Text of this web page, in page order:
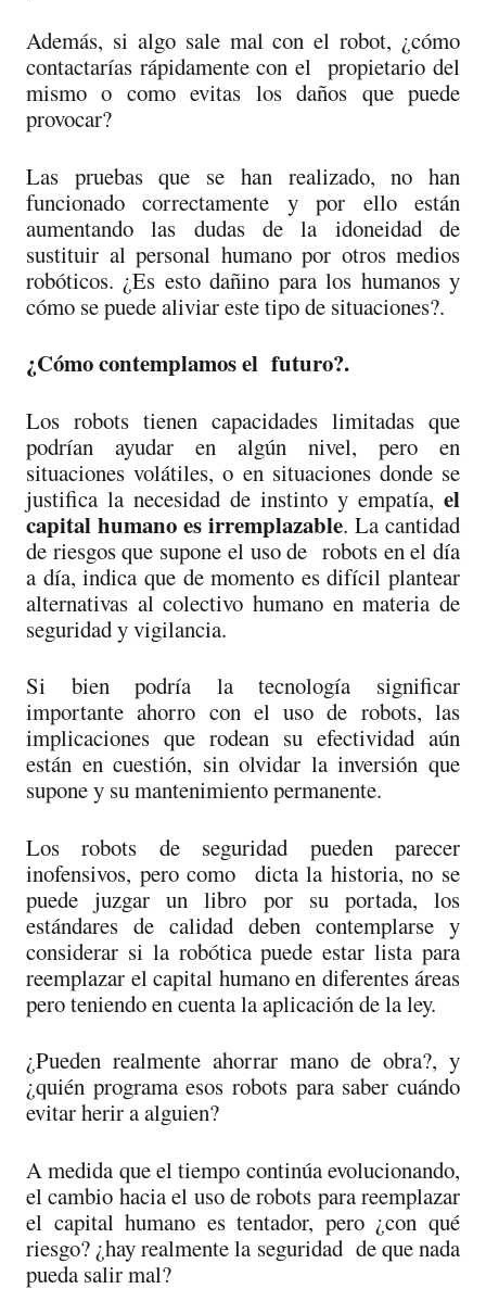
Además, si algo sale mal con el robot, ¿cómo
contactarías rápidamente con el propietario del
mismo o como evitas los daños que puede
provocar?
Las pruebas que se han realizado, no han
funcionado correctamente y por ello están
aumentando las dudas de la idoneidad de
sustituir al personal humano por otros medios
robóticos. ¿Es esto dañino para los humanos y
cómo se puede aliviar este tipo de situaciones?.
¿Cómo contemplamos el futuro?.
Los robots tienen capacidades limitadas que
podrían ayudar en algún nivel, pero en
situaciones volátiles, o en situaciones donde se
justifica la necesidad de instinto y empatía, el
capital humano es irremplazable. La cantidad
de riesgos que supone el uso de robots en el día
a día, indica que de momento es difícil plantear
alternativas al colectivo humano en materia de
seguridad y vigilancia.
Si bien podría la tecnología significar
importante ahorro con el uso de robots, las
implicaciones que rodean su efectividad aún
están en cuestión, sin olvidar la inversión que
supone y su mantenimiento permanente.
Los robots de seguridad pueden parecer
inofensivos, pero como dicta la historia, no se
puede juzgar un libro por su portada, los
estándares de calidad deben contemplarse y
considerar si la robótica puede estar lista para
reemplazar el capital humano en diferentes áreas
pero teniendo en cuenta la aplicación de la ley.
¿Pueden realmente ahorrar mano de obra?, y
¿quién programa esos robots para saber cuándo
evitar herir a alguien?
A medida que el tiempo continúa evolucionando,
el cambio hacia el uso de robots para reemplazar
el capital humano es tentador, pero ¿con qué
riesgo? ¿hay realmente la seguridad de que nada
pueda salir mal?